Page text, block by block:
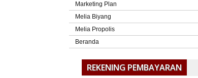
Marketing Plan
Melia Biyang
Melia Propolis
Beranda
REKENING PEMBAYARAN